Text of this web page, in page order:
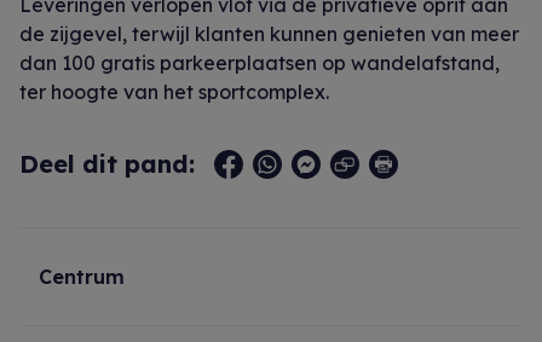
Leveringen verlopen vlot via de privatieve oprit aan
de zijgevel, terwijl klanten kunnen genieten van meer
dan 100 gratis parkeerplaatsen op wandelafstand,
ter hoogte van het sportcomplex.
Deel dit pand:
Centrum